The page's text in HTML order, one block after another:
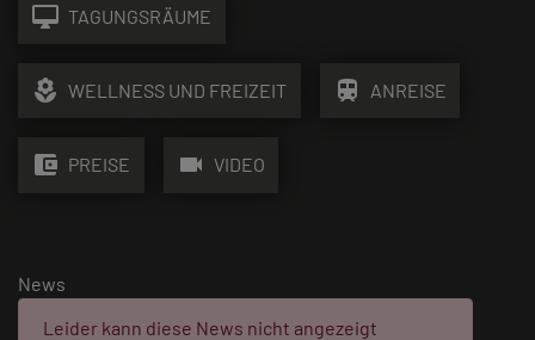
desktop_mac TAGUNGSRÄUME
local_florist WELLNESS UND FREIZEIT train ANREISE
account_balance_wallet PREISE videocam VIDEO
News
Fehler:
Leider kann diese News nicht angezeigt